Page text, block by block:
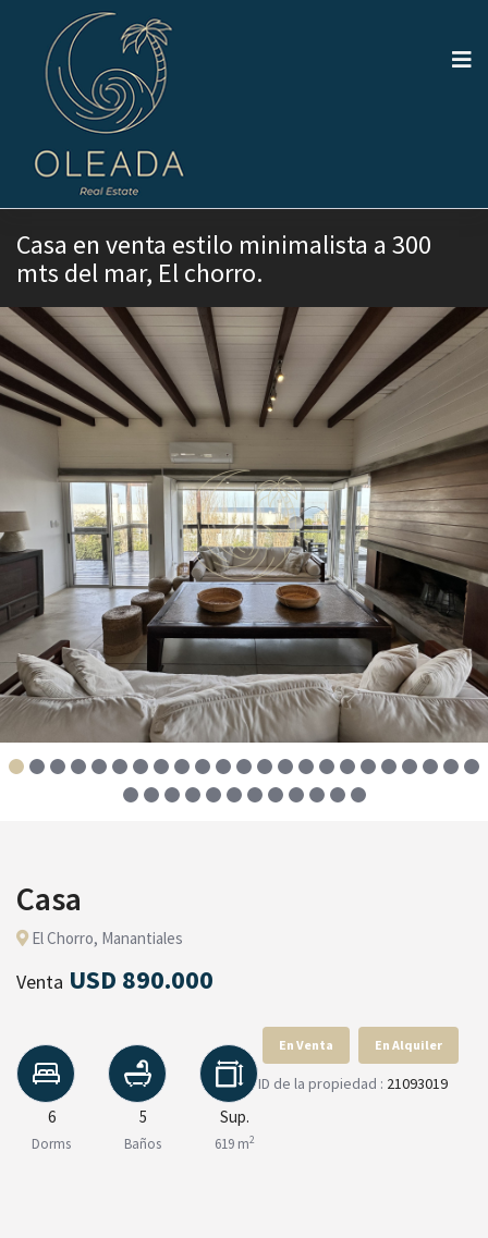
Casa en venta estilo minimalista a 300
mts del mar, El chorro.
Casa
El Chorro, Manantiales
Venta USD 890.000
6
Dorms
5
Baños
Sup.
619 m2
En Venta En Alquiler
ID de la propiedad : 21093019